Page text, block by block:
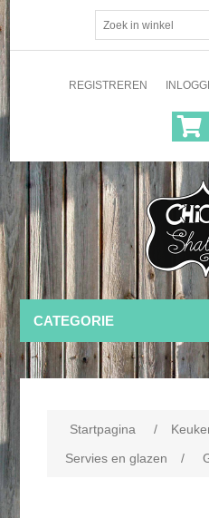
REGISTREREN
CATEGORIE
Startpagina /
Servies en glazen
/